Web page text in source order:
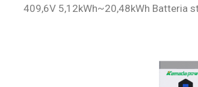
409,6V 5,12kWh~20,48kWh Batteria